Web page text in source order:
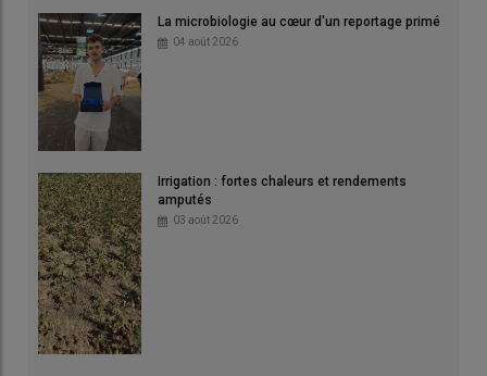
La microbiologie au cœur d'un reportage primé
04 août 2026
Irrigation : fortes chaleurs et rendements
amputés
03 août 2026